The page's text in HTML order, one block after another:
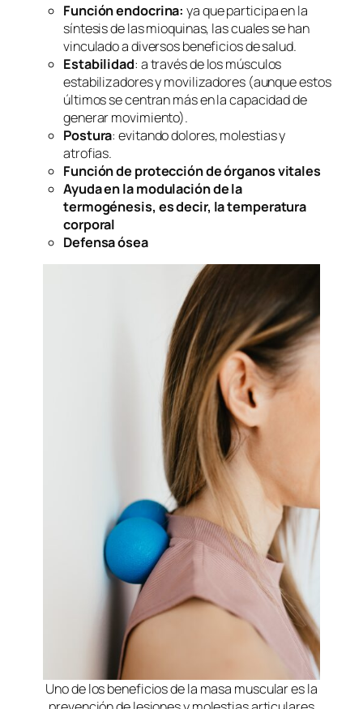
Función endocrina:ya que participa en la
síntesis de las mioquinas, las cuales se han
vinculado a diversos beneficios de salud.
Estabilidad: a través de los músculos
estabilizadores y movilizadores (aunque estos
últimos se centran más en la capacidad de
generar movimiento).
Postura: evitando dolores, molestias y
atrofias.
Función de protección de órganos vitales
Ayuda en la modulación de la
termogénesis, es decir, la temperatura
corporal
Defensa ósea
Uno de los beneficios de la masa muscular es la